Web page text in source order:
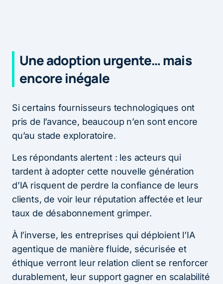
Une adoption urgente… mais
encore inégale
Si certains fournisseurs technologiques ont
pris de l’avance, beaucoup n’en sont encore
qu’au stade exploratoire.
Les répondants alertent : les acteurs qui
tardent à adopter cette nouvelle génération
d’IA risquent de perdre la confiance de leurs
clients, de voir leur réputation affectée et leur
taux de désabonnement grimper.
À l’inverse, les entreprises qui déploient l’IA
agentique de manière fluide, sécurisée et
éthique verront leur relation client se renforcer
durablement, leur support gagner en scalabilité